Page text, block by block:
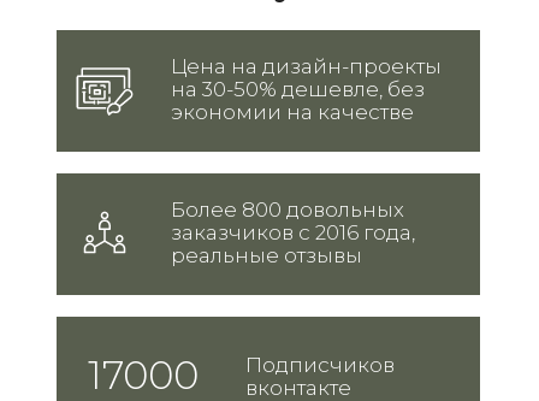
Цена на дизайн-проекты
на 30-50% дешевле, без
экономии на качестве
Более 800 довольных
заказчиков с 2016 года,
реальные отзывы
Подписчиков
вконтакте
17000